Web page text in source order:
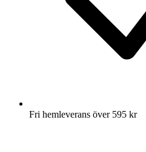
Fri hemleverans över 595 kr